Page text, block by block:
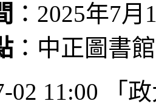
：2025年7
：中正圖書
02 11:00
「